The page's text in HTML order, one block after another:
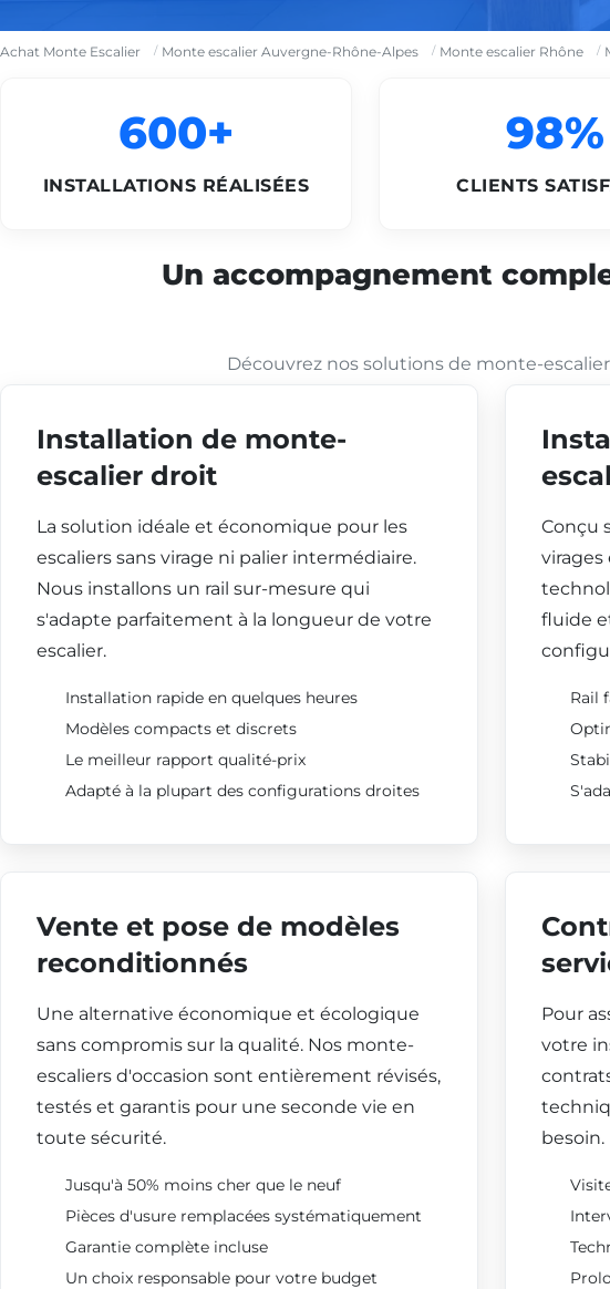
Achat Monte Escalier Monte escalier Auvergne-Rhône-Alpes Monte escalier Rhône
600+
INSTALLATIONS RÉALISÉES
98%
CLIENTS
Un accompagnement
Découvrez nos solutions de monte-
Installation de monte-
escalier droit
La solution idéale et économique pour les
escaliers sans virage ni palier intermédiaire.
Nous installons un rail sur-mesure qui
s'adapte parfaitement à la longueur de votre
escalier.
Installation rapide en quelques heures
Modèles compacts et discrets
Le meilleur rapport qualité-prix
Adapté à la plupart des configurations droites
Conçu
virages
fluide
Rail
Vente et pose de modèles
reconditionnés
Une alternative économique et écologique
sans compromis sur la qualité. Nos monte-
escaliers d'occasion sont entièrement révisés,
testés et garantis pour une seconde vie en
toute sécurité.
Jusqu'à 50% moins cher que le neuf
Pièces d'usure remplacées systématiquement
Garantie complète incluse
Un choix responsable pour votre budget
Pour
votre
besoin.